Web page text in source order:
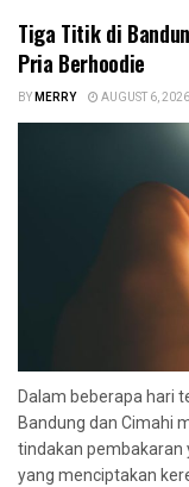
Tiga Titik di
Pria Berhoodie
BYMERRY AUGUST 6, 2026
Dalam beberapa hari
Bandung dan Cimahi
tindakan pembakaran
yang menciptakan